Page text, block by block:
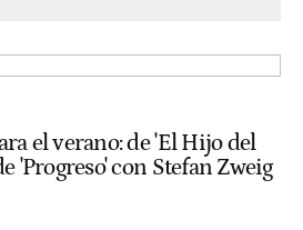
el verano: de 'El Hijo del
'Progreso' con Stefan Zweig